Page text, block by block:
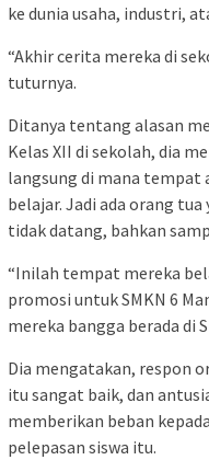
ke dunia usaha, industri,
“Akhir cerita mereka di
tuturnya.
Ditanya tentang alasan
Kelas XII di sekolah, dia
langsung di mana tempat
belajar. Jadi ada orang
tidak datang, bahkan
“Inilah tempat mereka
promosi untuk SMKN 6
mereka bangga berada di
Dia mengatakan, respon
itu sangat baik, dan
memberikan beban
pelepasan siswa itu.